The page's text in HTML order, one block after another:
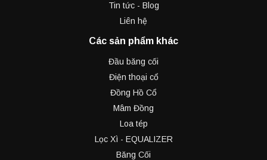
Tin tức - Blog
Liên hệ
Các sản phẩm khác
Đầu băng cối
Điện thoại cổ
Đồng Hồ Cổ
Mâm Đồng
Loa tép
Lọc Xì - EQUALIZER
Băng Cối